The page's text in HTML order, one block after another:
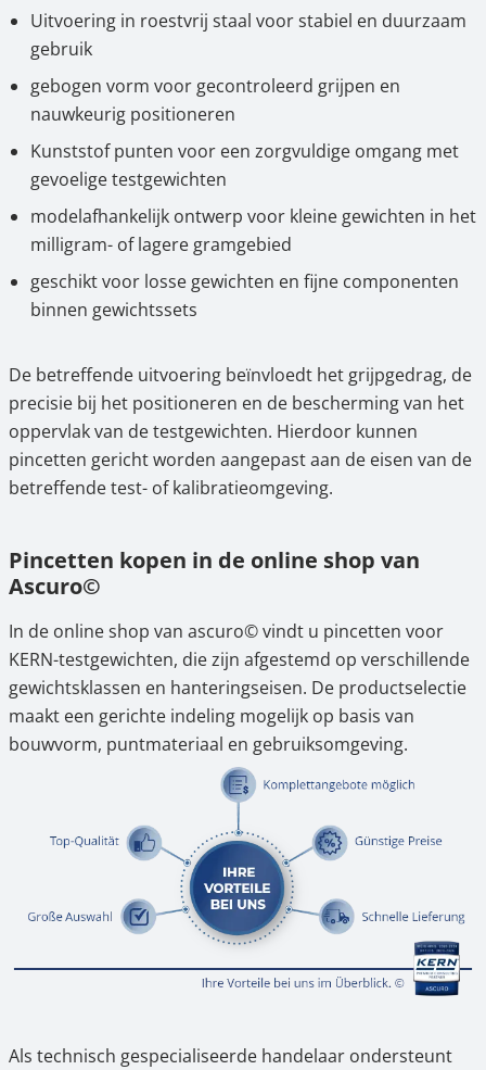
Uitvoering in roestvrij staal voor stabiel en duurzaam
gebruik
gebogen vorm voor gecontroleerd grijpen en
nauwkeurig positioneren
Kunststof punten voor een zorgvuldige omgang met
gevoelige testgewichten
modelafhankelijk ontwerp voor kleine gewichten in het
milligram- of lagere gramgebied
geschikt voor losse gewichten en fijne componenten
binnen gewichtssets
De betreffende uitvoering beïnvloedt het grijpgedrag, de
precisie bij het positioneren en de bescherming van het
oppervlak van de testgewichten. Hierdoor kunnen
pincetten gericht worden aangepast aan de eisen van de
betreffende test- of kalibratieomgeving.
Pincetten kopen in de online shop van
Ascuro©
In de online shop van ascuro© vindt u pincetten voor
KERN-testgewichten, die zijn afgestemd op verschillende
gewichtsklassen en hanteringseisen. De productselectie
maakt een gerichte indeling mogelijk op basis van
bouwvorm, puntmateriaal en gebruiksomgeving.
Als technisch gespecialiseerde handelaar ondersteunt